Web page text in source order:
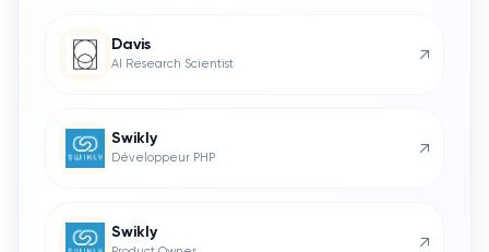
Davis
AI Research Scientist ↗
Swikly
Développeur PHP ↗
Swikly ↗